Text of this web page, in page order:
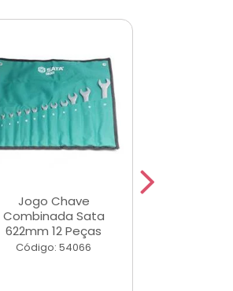
Jogo Chave
Combinada Sata
622mm 12 Peças
Código: 54066